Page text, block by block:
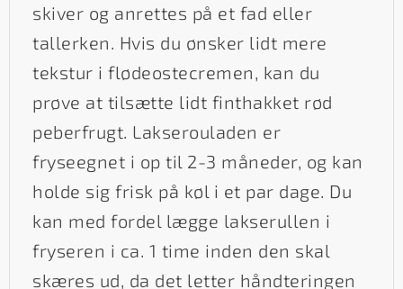
skiver og anrettes på et fad eller
tallerken. Hvis du ønsker lidt mere
tekstur i flødeostecremen, kan du
prøve at tilsætte lidt finthakket rød
peberfrugt. Lakserouladen er
fryseegnet i op til 2-3 måneder, og kan
holde sig frisk på køl i et par dage. Du
kan med fordel lægge lakserullen i
fryseren i ca. 1 time inden den skal
skæres ud, da det letter håndteringen